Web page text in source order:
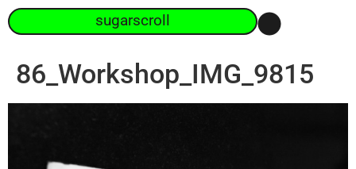
sugarscroll
86_Workshop_IMG_9815